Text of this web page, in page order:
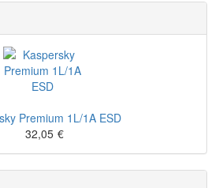
Premium 1L/1A ESD
32,05 €